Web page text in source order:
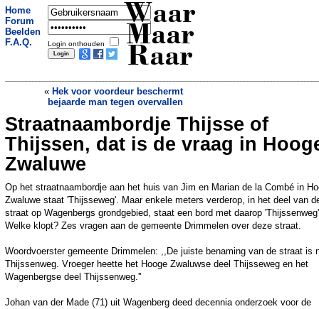
Home
Forum
Beelden
F.A.Q.
Login onthouden
Waar
Maar
Raar
« Hek voor voordeur beschermt
bejaarde man tegen overvallen
Vrouw gewurgd door sjaal in wiel
scootmobiel »
Straatnaambordje Thijsse of
Thijssen, dat is de vraag in
Zwaluwe
Op het straatnaambordje aan het huis van Jim en Marian de la Combé in
Zwaluwe staat 'Thijsseweg'. Maar enkele meters verderop, in het deel van
straat op Wagenbergs grondgebied, staat een bord met daarop
Welke klopt? Zes vragen aan de gemeente Drimmelen over deze straat.
Woordvoerster gemeente Drimmelen: ,,De juiste benaming van de straat is
Thijssenweg. Vroeger heette het Hooge Zwaluwse deel Thijsseweg en het
Wagenbergse deel Thijssenweg.''
Johan van der Made (71) uit Wagenberg deed decennia onderzoek voor de